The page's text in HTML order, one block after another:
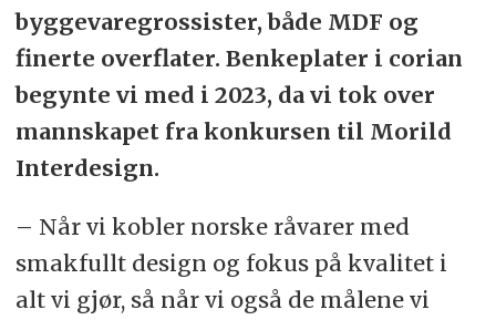
byggevaregrossister, både MDF og
finerte overflater. Benkeplater i corian
begynte vi med i 2023, da vi tok over
mannskapet fra konkursen til Morild
Interdesign.
– Når vi kobler norske råvarer med
smakfullt design og fokus på kvalitet i
alt vi gjør, så når vi også de målene vi